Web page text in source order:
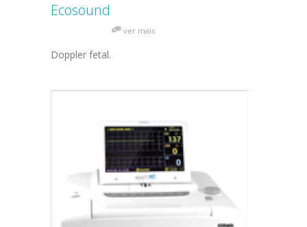
Ecosound
ver mais
Doppler fetal.